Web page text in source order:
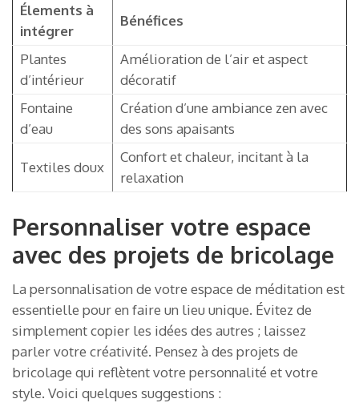
Élements à
intégrer
Bénéfices
Plantes
d’intérieur
Amélioration de l’air et aspect
décoratif
Fontaine
d’eau
Création d’une ambiance zen avec
des sons apaisants
Textiles doux
Confort et chaleur, incitant à la
relaxation
Personnaliser votre espace
avec des projets de bricolage
La personnalisation de votre espace de méditation est
essentielle pour en faire un lieu unique. Évitez de
simplement copier les idées des autres ; laissez
parler votre créativité. Pensez à des projets de
bricolage qui reflètent votre personnalité et votre
style. Voici quelques suggestions :